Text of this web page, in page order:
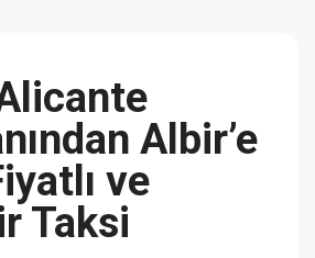
Albir’e
ve
Taksi